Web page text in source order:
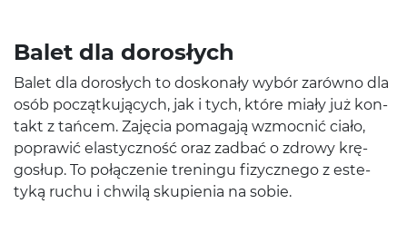
Balet dla dorosłych
Balet dla dorosłych to doskon­ały wybór zarówno dla
osób początku­ją­cych, jak i tych, które miały już kon­
takt z tańcem. Zaję­cia poma­gają wzmoc­nić ciało,
poprawić elasty­czność oraz zad­bać o zdrowy krę­
gosłup. To połącze­nie treningu fizy­cznego z este­
tyką ruchu i chwilą skupi­enia na sobie.